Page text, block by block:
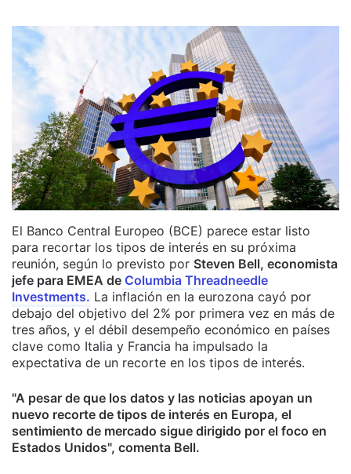
El Banco Central Europeo (BCE) parece estar listo
para recortar los tipos de interés en su próxima
reunión, según lo previsto por Steven Bell, economista
jefe para EMEA de Columbia Threadneedle
Investments. La inflación en la eurozona cayó por
debajo del objetivo del 2% por primera vez en más de
tres años, y el débil desempeño económico en países
clave como Italia y Francia ha impulsado la
expectativa de un recorte en los tipos de interés.
"A pesar de que los datos y las noticias apoyan un
nuevo recorte de tipos de interés en Europa, el
sentimiento de mercado sigue dirigido por el foco en
Estados Unidos", comenta Bell.